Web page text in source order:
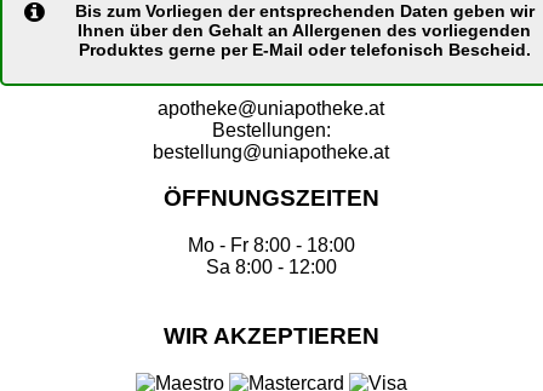
Bis zum Vorliegen der entsprechenden Daten geben wir
Ihnen über den Gehalt an Allergenen des vorliegenden
Produktes gerne per E-Mail oder telefonisch Bescheid.
apotheke@uniapotheke.at
Bestellungen:
bestellung@uniapotheke.at
ÖFFNUNGSZEITEN
Mo - Fr 8:00 - 18:00
Sa 8:00 - 12:00
WIR AKZEPTIEREN